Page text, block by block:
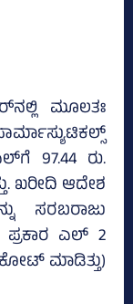
ಮೂಲತಃ
97.44 ರು.
ಖರೀದಿ ಆದೇಶ
ಸರಬರಾಜು
ಪ್ರಕಾರ ಎಲ್ 2
ಮಾಡಿತ್ತು)